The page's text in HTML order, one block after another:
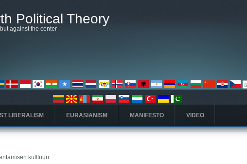
Political Theory
against the center
LIBERALISM EURASIANISM MANIFESTO VIDEO
kulttuuri